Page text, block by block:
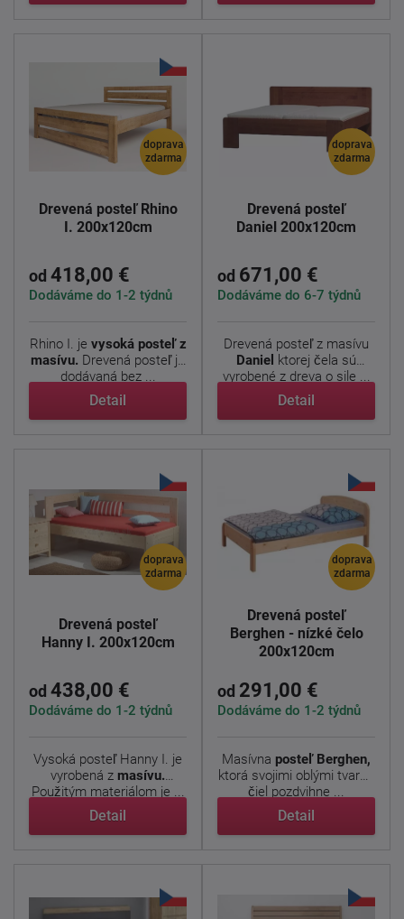
doprava
zdarma
Drevená posteľ Rhino
I. 200x120cm
od 418,00 €
Dodáváme do 1-2 týdnů
Rhino I. je vysoká posteľ z
masívu. Drevená posteľ je
dodávaná bez ...
Detail
doprava
zdarma
Drevená posteľ
Daniel 200x120cm
od 671,00 €
Dodáváme do 6-7 týdnů
Drevená posteľ z masívu
Daniel ktorej čela sú
vyrobené z dreva o sile ...
Detail
doprava
zdarma
Drevená posteľ
Hanny I. 200x120cm
od 438,00 €
Dodáváme do 1-2 týdnů
Vysoká posteľ Hanny I. je
vyrobená z masívu.
Použitým materiálom je ...
Detail
doprava
zdarma
Drevená posteľ
Berghen - nízké čelo
200x120cm
od 291,00 €
Dodáváme do 1-2 týdnů
Masívna posteľ Berghen,
ktorá svojimi oblými tvarmi
čiel pozdvihne ...
Detail